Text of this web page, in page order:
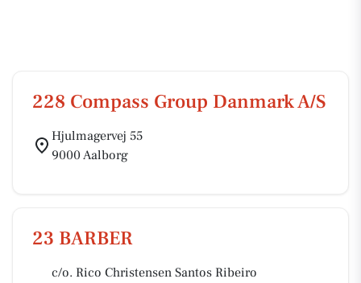
228 Compass Group Danmark A/S
Hjulmagervej 55
9000 Aalborg
23 BARBER
c/o. Rico Christensen Santos Ribeiro